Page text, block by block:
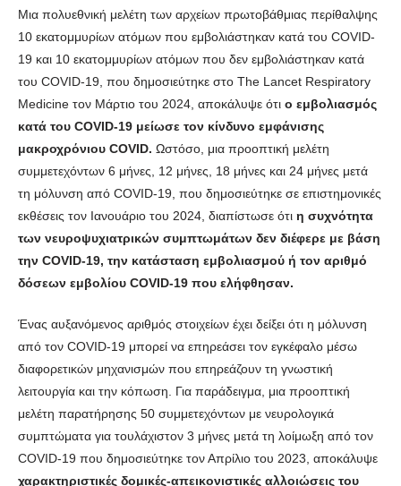
Μια πολυεθνική μελέτη των αρχείων πρωτοβάθμιας περίθαλψης
10 εκατομμυρίων ατόμων που εμβολιάστηκαν κατά του COVID-
19 και 10 εκατομμυρίων ατόμων που δεν εμβολιάστηκαν κατά
του COVID-19, που δημοσιεύτηκε στο The Lancet Respiratory
Medicine τον Μάρτιο του 2024, αποκάλυψε ότι ο εμβολιασμός
κατά του COVID-19 μείωσε τον κίνδυνο εμφάνισης
μακροχρόνιου COVID. Ωστόσο, μια προοπτική μελέτη
συμμετεχόντων 6 μήνες, 12 μήνες, 18 μήνες και 24 μήνες μετά
τη μόλυνση από COVID-19, που δημοσιεύτηκε σε επιστημονικές
εκθέσεις τον Ιανουάριο του 2024, διαπίστωσε ότι η συχνότητα
των νευροψυχιατρικών συμπτωμάτων δεν διέφερε με βάση
την COVID-19, την κατάσταση εμβολιασμού ή τον αριθμό
δόσεων εμβολίου COVID-19 που ελήφθησαν.
Ένας αυξανόμενος αριθμός στοιχείων έχει δείξει ότι η μόλυνση
από τον COVID-19 μπορεί να επηρεάσει τον εγκέφαλο μέσω
διαφορετικών μηχανισμών που επηρεάζουν τη γνωστική
λειτουργία και την κόπωση. Για παράδειγμα, μια προοπτική
μελέτη παρατήρησης 50 συμμετεχόντων με νευρολογικά
συμπτώματα για τουλάχιστον 3 μήνες μετά τη λοίμωξη από τον
COVID-19 που δημοσιεύτηκε τον Απρίλιο του 2023, αποκάλυψε
χαρακτηριστικές δομικές-απεικονιστικές αλλοιώσεις του